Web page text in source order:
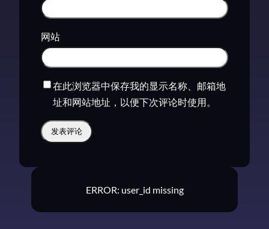
网站
在此浏览器中保存我的显示名称、邮箱地
址和网站地址，以便下次评论时使用。
ERROR: user_id missing